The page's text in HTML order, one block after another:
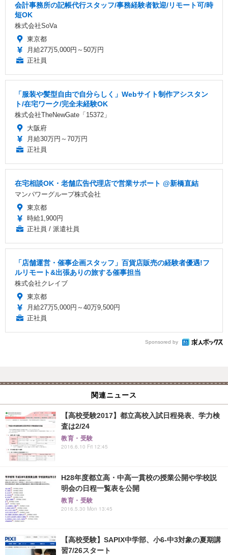
会計事務所の記帳代行スタッフ/事務経験者歓迎/リモート可/時
短OK
株式会社SoVa
東京都
月給27万5,000円～50万円
正社員
「服装や髪型自由で自分らしく」Webサイト制作アシスタン
ト/在宅ワーク/完全未経験OK
株式会社TheNewGate「15372」
大阪府
月給30万円～70万円
正社員
在宅相談OK・老舗広告代理店で営業サポート @新橋直結
マンパワーグループ株式会社
東京都
時給1,900円
正社員 / 派遣社員
「店舗運営・催事企画スタッフ」百貨店販売の経験者優遇!フ
ルリモート&出張ありの旅する催事担当
株式会社クレイブ
東京都
月給27万5,000円～40万9,500円
正社員
Sponsored by
関連ニュース
【高校受験2017】都立高校入試日程発表、学力検
査は2/24
教育・受験
2016.6.10 Fri 12:45
H28年度都立高・中高一貫校の授業公開や学校説
明会の日程一覧表を公開
教育・受験
2016.5.30 Mon 13:45
【高校受験】SAPIX中学部、小6-中3対象の夏期講
習7/26スタート